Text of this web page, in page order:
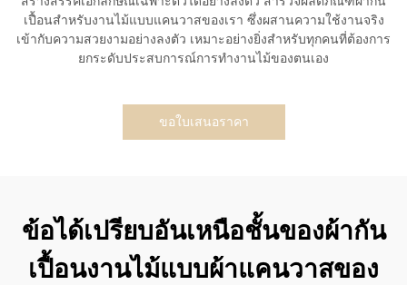
เปื้อนสำหรับงานไม้แบบแคนวาสของเรา ซึ่งผสานความใช้งานจริง
เข้ากับความสวยงามอย่างลงตัว เหมาะอย่างยิ่งสำหรับทุกคนที่ต้องการ
ยกระดับประสบการณ์การทำงานไม้ของตนเอง
ขอใบเสนอราคา
ข้อได้เปรียบอันเหนือชั้นของผ้ากัน
เปื้อนงานไม้แบบผ้าแคนวาสของ